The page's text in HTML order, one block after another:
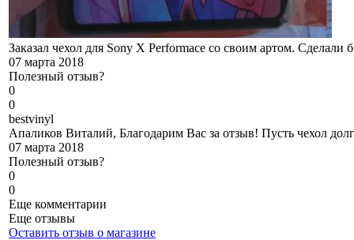
Заказал чехол для Sony X Performace со своим артом. Сделали
07 марта 2018
Полезный отзыв?
0
0
bestvinyl
Апаликов Виталий, Благодарим Вас за отзыв! Пусть чехол
07 марта 2018
Полезный отзыв?
0
0
Еще комментарии
Еще отзывы
Оставить отзыв о магазине